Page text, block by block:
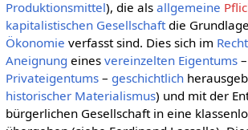
Produktionsmittel), die als allgemeine
kapitalistischen Gesellschaftdie
Ökonomie verfasst sind. Dies sich im Recht
Aneignung eines vereinzelten Eigentums–
Privateigentums– geschichtlich
historischer Materialismus) und mit der
bürgerlichen Gesellschaft in eine